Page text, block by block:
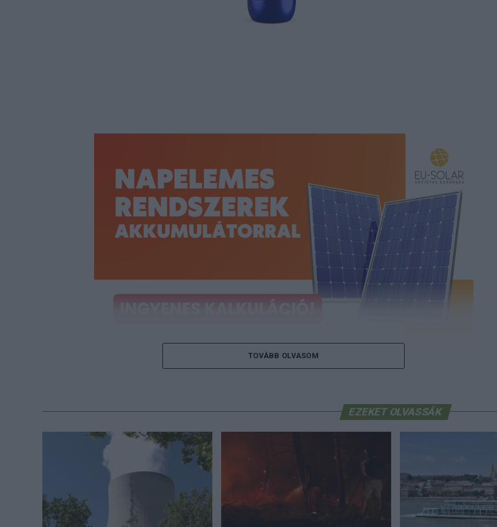
A kezdeményezés célja, hogy a fenntartható döntéseket a fesztiválélmény természetes
Song Contest közvetítéseit mintegy 160 millió néző követi világszerte televízión és online
felületeken keresztül. A bécsi rendezvény során három élő show és a főpróbák több mint
60,000 látogatót érintenek. Emellett a városban zajló kísérő koncertek és tematikus
események akár 100-200,000 látogatót is vonzanak a teljes rendezvénysorozat ideje alatt.
a nagyságrend egyedülálló lehetőséget teremt arra, hogy a fenntartható hidratálás üzenete
széles közönséghez jusson el.
waterdrop Eurovision Song Contest Vienna2026 Kulacs
kiváló hőtartó képességű, kényelmes füllel ellátott rozsdamentes acélkulacs kézenfekvő és
stílusos alternatíva az egyszer használatos PET-palackok helyett. Ez a döntés jelentősen
TOVÁBB OLVASOM
EZEKET OLVASSÁK